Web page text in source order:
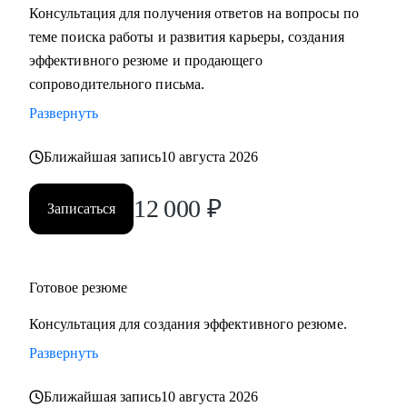
С чем помогу:
• Разработать карьерную стратегию и план перехода в IT из
других сфер.
• Определить, какие из имеющихся навыков можно
смены вектора.
• Правильно преподнести текущий опыт как в резюме, так
и в самопрезентации на интервью.
• Разобраться в рынке IT и его трендах.
Кому могу помочь:
в направлениях: Разработка, Тестирование, Техническая
поддержка, Прикладное и системное администрирование,
Системная аналитика
Консультация для получения ответов на вопросы по
теме поиска работы и развития карьеры, создания
эффективного резюме и продающего
сопроводительного письма.
Развернуть
Ближайшая запись10 августа 2026
Записаться 12 000 ₽
Готовое резюме
Консультация для создания эффективного резюме.
Развернуть
Ближайшая запись10 августа 2026